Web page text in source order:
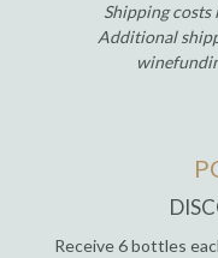
Shipping
Additional
Receive 6 bottles